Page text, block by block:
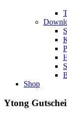
Shop
Ytong